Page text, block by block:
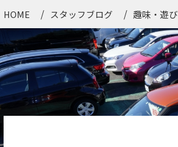
HOME スタッフブログ 趣味・遊び